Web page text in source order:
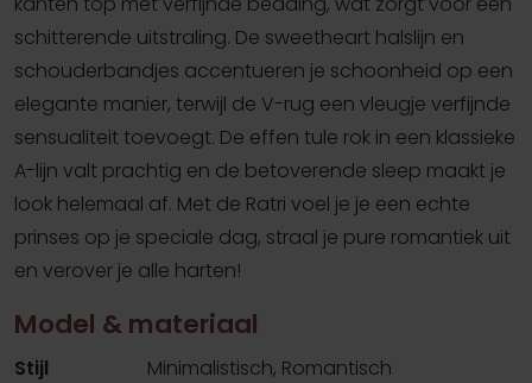
schitterende uitstraling. De sweetheart halslijn en
schouderbandjes accentueren je schoonheid op een
elegante manier, terwijl de V-rug een vleugje verfijnde
sensualiteit toevoegt. De effen tule rok in een klassieke
A-lijn valt prachtig en de betoverende sleep maakt je
look helemaal af. Met de Ratri voel je je een echte
prinses op je speciale dag, straal je pure romantiek uit
en verover je alle harten!
Model & materiaal
Stijl
Minimalistisch, Romantisch